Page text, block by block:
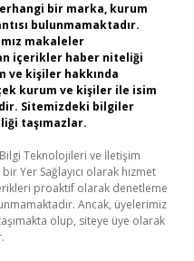
bir marka, kurum
bulunmamaktadır.
makaleler
içerikler haber niteliği
ve kişiler hakkında
kurum ve kişiler ile isim
Sitemizdeki bilgiler
taşımazlar.
Bilgi Teknolojileri ve İletişim
Yer Sağlayıcı olarak hizmet
proaktif olarak denetleme
Ancak, üyelerimiz
olup, siteye üye olarak